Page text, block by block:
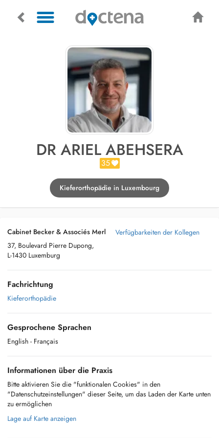
DR ARIEL ABEHSERA
35
Kieferorthopädie in Luxembourg
Cabinet Becker & Associés Merl
37, Boulevard Pierre Dupong,
L-1430 Luxemburg
Verfügbarkeiten der Kollegen
Fachrichtung
Kieferorthopädie
Gesprochene Sprachen
English - Français
Informationen über die Praxis
Bitte aktivieren Sie die "funktionalen Cookies" in den
"Datenschutzeinstellungen" dieser Seite, um das Laden der Karte unten
zu ermöglichen
Lage auf Karte anzeigen